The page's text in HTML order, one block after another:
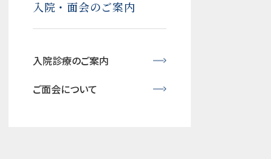
入院・面会のご案内
入院診療のご案内
ご面会について